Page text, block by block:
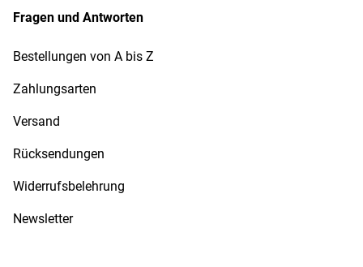
Fragen und Antworten
Bestellungen von A bis Z
Zahlungsarten
Versand
Rücksendungen
Widerrufsbelehrung
Newsletter